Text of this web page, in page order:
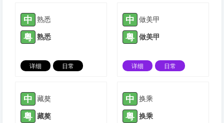
中 熟悉
粤 熟悉
详细
日常
中 做美甲
粤 做美甲
详细
日常
中 藏獒
粤 藏獒
中 换乘
粤 换乘